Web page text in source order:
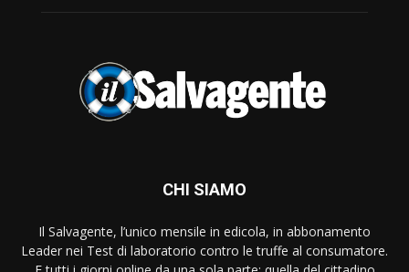
CHI SIAMO
Il Salvagente, l’unico mensile in edicola, in abbonamento
Leader nei Test di laboratorio contro le truffe al consumatore.